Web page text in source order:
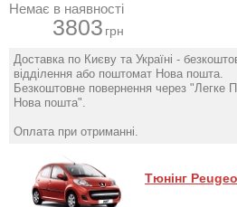
Немає в наявності
3803 грн
Доставка по Києву та Україні -
відділення або поштомат Нова пошта.
Безкоштовне повернення через "Легке
Нова пошта".
Оплата при отриманні.
Тюнінг